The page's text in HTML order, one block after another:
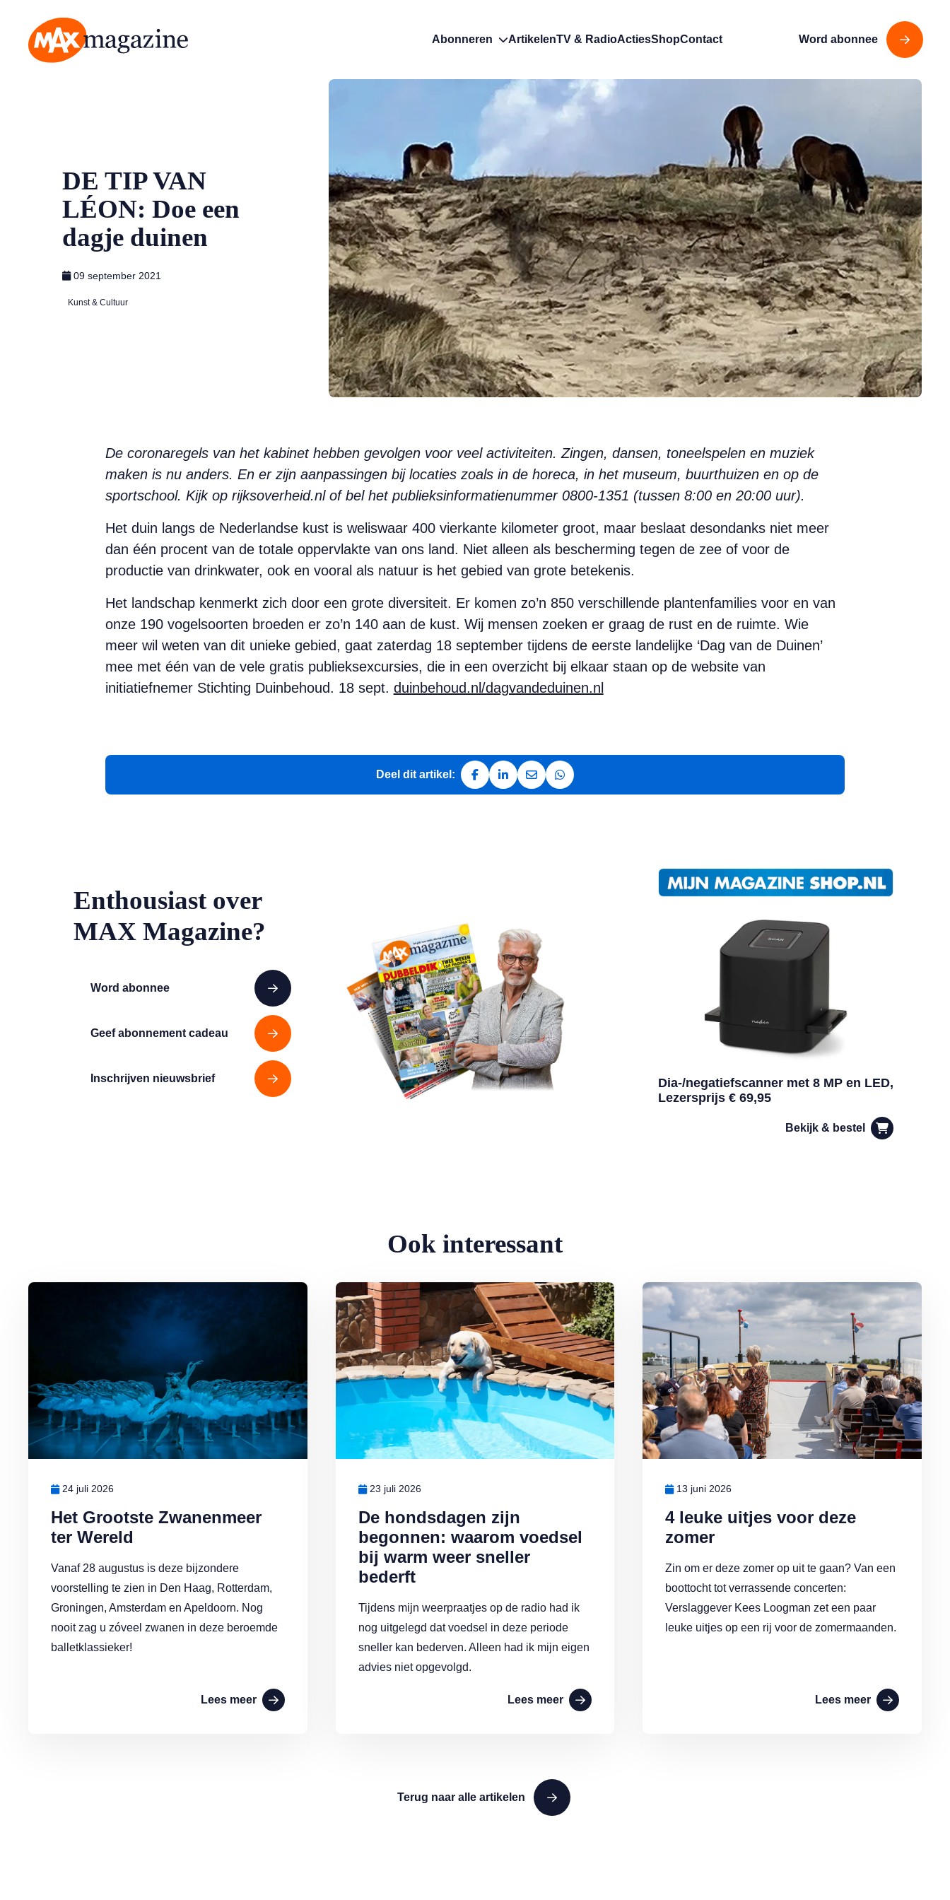
Abonneren ArtikelenTV & RadioActiesShopContact Word abonnee
DE TIP VAN
LÉON: Doe een
dagje duinen
09 september 2021
Kunst & Cultuur
De coronaregels van het kabinet hebben gevolgen voor veel activiteiten. Zingen, dansen, toneelspelen en muziek
maken is nu anders. En er zijn aanpassingen bij locaties zoals in de horeca, in het museum, buurthuizen en op de
sportschool. Kijk op rijksoverheid.nl of bel het publieksinformatienummer 0800-1351 (tussen 8:00 en 20:00 uur).
Het duin langs de Nederlandse kust is weliswaar 400 vierkante kilometer groot, maar beslaat desondanks niet meer
dan één procent van de totale oppervlakte van ons land. Niet alleen als bescherming tegen de zee of voor de
productie van drinkwater, ook en vooral als natuur is het gebied van grote betekenis.
Het landschap kenmerkt zich door een grote diversiteit. Er komen zo’n 850 verschillende plantenfamilies voor en van
onze 190 vogelsoorten broeden er zo’n 140 aan de kust. Wij mensen zoeken er graag de rust en de ruimte. Wie
meer wil weten van dit unieke gebied, gaat zaterdag 18 september tijdens de eerste landelijke ‘Dag van de Duinen’
mee met één van de vele gratis publieksexcursies, die in een overzicht bij elkaar staan op de website van
initiatiefnemer Stichting Duinbehoud. 18 sept. duinbehoud.nl/dagvandeduinen.nl
Deel dit artikel:
Deel op Facebook
Deel op LinkedIn
Deel via e-mail
Deel via WhatsApp
Enthousiast over
MAX Magazine?
Word abonnee
Geef abonnement cadeau
Inschrijven nieuwsbrief
Dia-/negatiefscanner met 8 MP en LED,
Lezersprijs € 69,95
Bekijk & bestel
Ook interessant
Het Grootste Zwanenmeer
ter Wereld
24 juli 2026
Vanaf 28 augustus is deze bijzondere
voorstelling te zien in Den Haag, Rotterdam,
Groningen, Amsterdam en Apeldoorn. Nog
nooit zag u zóveel zwanen in deze beroemde
balletklassieker!
Lees meer
Lees meer over Het Grootste Zwanenmeer ter Wereld
De hondsdagen zijn
begonnen: waarom voedsel
bij warm weer sneller
bederft
23 juli 2026
Tijdens mijn weerpraatjes op de radio had ik
nog uitgelegd dat voedsel in deze periode
sneller kan bederven. Alleen had ik mijn eigen
advies niet opgevolgd.
Lees meer
Lees meer over De hondsdagen zijn begonnen: waarom voedsel bij warm weer sneller bederft
4 leuke uitjes voor deze
zomer
13 juni 2026
Zin om er deze zomer op uit te gaan? Van een
boottocht tot verrassende concerten:
Verslaggever Kees Loogman zet een paar
leuke uitjes op een rij voor de zomermaanden.
Lees meer
Lees meer over 4 leuke uitjes voor deze zomer
Terug naar alle artikelen